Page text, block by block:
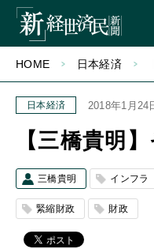
HOME 日本経済
日本経済 2018年1月24
【三橋貴明
三橋貴明 インフラ
緊縮財政 財政